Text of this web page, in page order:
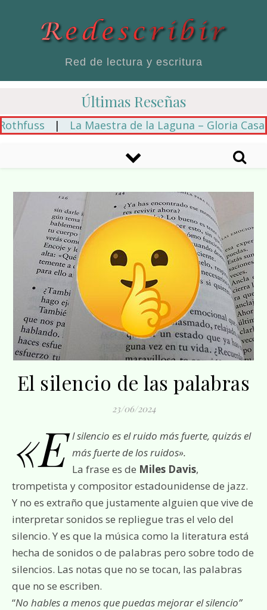
Red de lectura y escritura
Últimas Reseñas
| La Maestra de la Laguna – Gloria Casañas
El silencio de las palabras
23/06/2024
«E l silencio es el ruido más fuerte, quizás el
más fuerte de los ruidos».
La frase es de Miles Davis,
trompetista y compositor estadounidense de jazz.
Y no es extraño que justamente alguien que vive de
interpretar sonidos se repliegue tras el velo del
silencio. Y es que la música como la literatura está
hecha de sonidos o de palabras pero sobre todo de
silencios. Las notas que no se tocan, las palabras
que no se escriben.
“No hables a menos que puedas mejorar el silencio”